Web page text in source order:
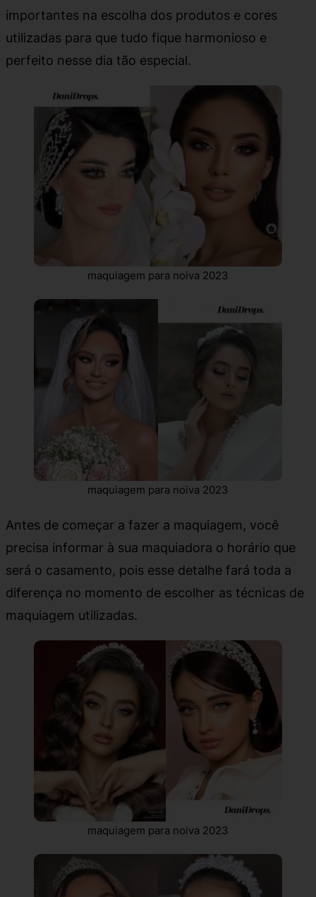
importantes na escolha dos produtos e cores
utilizadas para que tudo fique harmonioso e
perfeito nesse dia tão especial.
maquiagem para noiva 2023
maquiagem para noiva 2023
Antes de começar a fazer a maquiagem, você
precisa informar à sua maquiadora o horário que
será o casamento, pois esse detalhe fará toda a
diferença no momento de escolher as técnicas de
maquiagem utilizadas.
maquiagem para noiva 2023